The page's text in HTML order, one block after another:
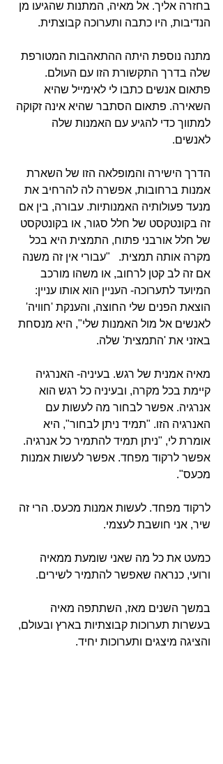
בחזרה אליך. אל מאיה, המתנות שהגיעו מן
הנדיבות, היו כתבה ותערוכה קבוצתית.
מתנה נוספת היתה ההתאהבות המטורפת
שלה בדרך התקשורת הזו עם העולם.
פתאום אנשים כתבו לי לאימייל שהיא
השאירה. פתאום הסתבר שהיא אינה זקוקה
למתווך כדי להגיע עם האמנות שלה
לאנשים.
הדרך הישירה והמופלאה הזו של השארת
אמנות ברחובות, אפשרה לה להרחיב את
מנעד פעולותיה האמנותיות. עבורה, בין אם
זה בקונטקסט של חלל סגור, או בקונטקסט
של חלל אורבני פתוח, התמצית היא בכל
מקרה אותה תמצית.   "עבורי אין זה משנה
אם זה לב קטן לרחוב, או משהו מורכב
המיועד לתערוכה- העניין הוא אותו עניין:
הוצאת הפנים שלי החוצה, והענקת 'חוויה'
לאנשים אל מול האמנות שלי", היא מנסחת
באזני את 'התמצית' שלה.
מאיה אמנית של רגש. בעיניה- האנרגיה
קיימת בכל מקרה, ובעיניה כל רגש הוא
אנרגיה. אפשר לבחור מה לעשות עם
האנרגיה הזו. "תמיד ניתן לבחור", היא
אומרת לי, "ניתן תמיד להתמיר כל אנרגיה.
אפשר לרקוד מפחד. אפשר לעשות אמנות
מכעס".
לרקוד מפחד. לעשות אמנות מכעס. הרי זה
שיר, אני חושבת לעצמי.
כמעט את כל מה שאני שומעת ממאיה
ורועי, כנראה שאפשר להתמיר לשירים.
במשך השנים מאז, השתתפה מאיה
בעשרות תערוכות קבוצתיות בארץ ובעולם,
והציגה מיצגים ותערוכות יחיד.